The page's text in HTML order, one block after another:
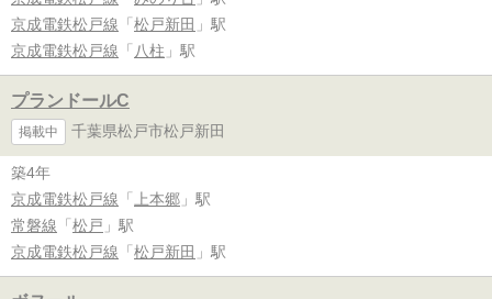
京成電鉄松戸線 「 松戸新田 」駅
京成電鉄松戸線 「 八柱 」駅
プランドールC
掲載中 千葉県松戸市松戸新田
築4年
京成電鉄松戸線 「 上本郷 」駅
常磐線 「 松戸 」駅
京成電鉄松戸線 「 松戸新田 」駅